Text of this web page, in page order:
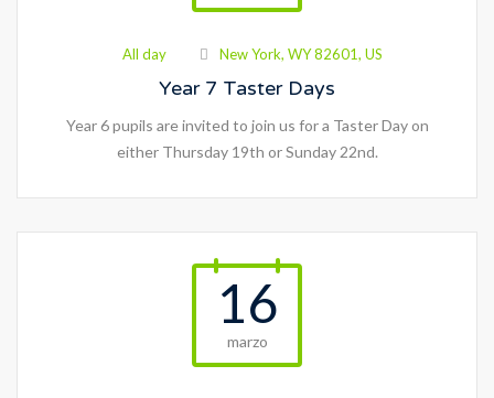
All day New York, WY 82601, US
Year 7 Taster Days
Year 6 pupils are invited to join us for a Taster Day on
either Thursday 19th or Sunday 22nd.
16
marzo